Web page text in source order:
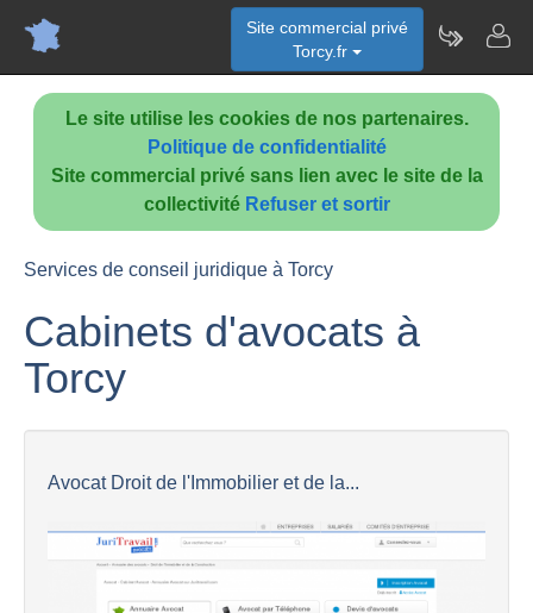
Le site utilise les cookies de nos partenaires.
Politique de confidentialité
Site commercial privé sans lien avec le site de la
collectivité Refuser et sortir
Site commercial privé
Torcy.fr
Services de conseil juridique à Torcy
Cabinets d'avocats à
Torcy
Avocat Droit de l'Immobilier et de la...